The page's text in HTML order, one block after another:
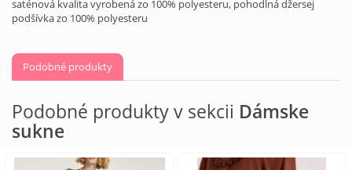
saténová kvalita vyrobená zo 100% polyesteru, pohodlná džersej
podšívka zo 100% polyesteru
Podobné produkty
Podobné produkty v sekcii Dámske
sukne